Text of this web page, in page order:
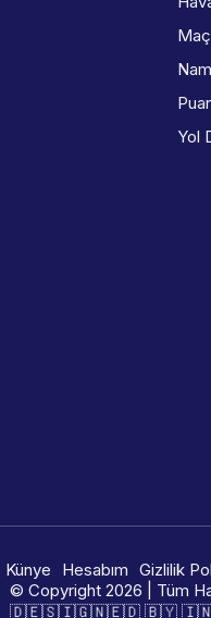
Yol
Künye Hesabım Gizlilik
© Copyright 2026 | Tüm
🇩​​​​​🇪​​​​​🇸​​​​​🇮​​​​​🇬​​​​​🇳​​​​​🇪​​​​​🇩​​​​​ 🇧​​​​​🇾​​​​​